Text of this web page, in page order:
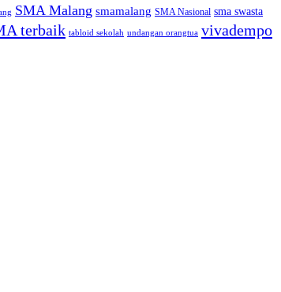
SMA Malang smamalang SMA Nasional sma swasta
terbaik tabloid sekolah undangan orangtua vivadempo